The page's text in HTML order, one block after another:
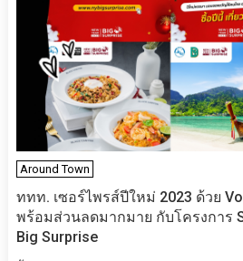
Around Town
ททท. เซอร์ไพรส์ปีใหม่ 2023 ด้วย
พร้อมส่วนลดมากมาย กับโครงการ
Big Surprise